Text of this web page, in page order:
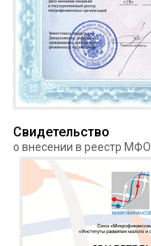
Свидетельство
о внесении в реестр МФО